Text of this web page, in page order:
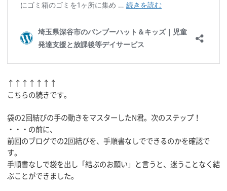
↑↑↑↑↑↑↑
こちらの続きです。
袋の2回結びの手の動きをマスターしたN君。次のステップ！
・・・の前に、
前回のブログでの2回結びを、手順書なしでできるのかを確認で
す。
手順書なしで袋を出し「結ぶのお願い」と言うと、迷うことなく結
ぶことができました。